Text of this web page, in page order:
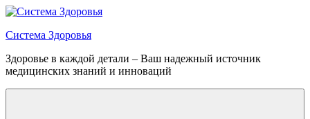
Перейти
содержимому
Система Здоровья
Здоровье в каждой детали – Ваш надежный источник
медицинских знаний и инноваций